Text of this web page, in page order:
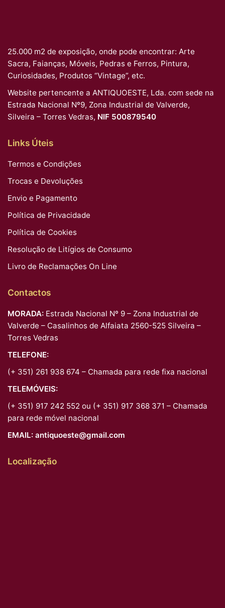
25.000 m2 de exposição, onde pode encontrar: Arte
Sacra, Faianças, Móveis, Pedras e Ferros, Pintura,
Curiosidades, Produtos “Vintage”, etc.
Website pertencente a ANTIQUOESTE, Lda. com sede na
Estrada Nacional Nº9, Zona Industrial de Valverde,
Silveira – Torres Vedras, NIF 500879540
Links Úteis
Termos e Condições
Trocas e Devoluções
Envio e Pagamento
Política de Privacidade
Política de Cookies
Resolução de Litígios de Consumo
Livro de Reclamações On Line
Contactos
MORADA: Estrada Nacional Nº 9 – Zona Industrial de
Valverde – Casalinhos de Alfaiata 2560-525 Silveira –
Torres Vedras
TELEFONE:
(+ 351) 261 938 674 – Chamada para rede fixa nacional
TELEMÓVEIS:
(+ 351) 917 242 552 ou (+ 351) 917 368 371 – Chamada
para rede móvel nacional
EMAIL: antiquoeste@gmail.com
Localização